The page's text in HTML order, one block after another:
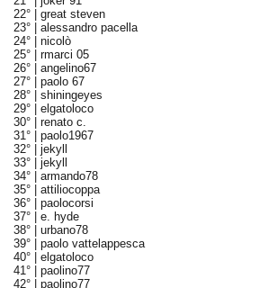
22° | great steven
23° | alessandro pacella
24° | nicolò
25° | rmarci 05
26° | angelino67
27° | paolo 67
28° | shiningeyes
29° | elgatoloco
30° | renato c.
31° | paolo1967
32° | jekyll
33° | jekyll
34° | armando78
35° | attiliocoppa
36° | paolocorsi
37° | e. hyde
38° | urbano78
39° | paolo vattelappesca
40° | elgatoloco
41° | paolino77
42° | paolino77